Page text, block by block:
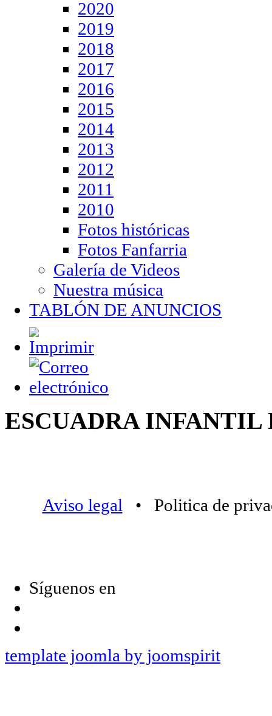
2020
2019
2018
2017
2016
2015
2014
2013
2012
2011
2010
Fotos históricas
Fotos Fanfarria
Galería de Videos
Nuestra música
TABLÓN DE ANUNCIOS
ESCUADRA INFANTIL
Aviso legal • Politica de
Síguenos en
template joomla by joomspirit